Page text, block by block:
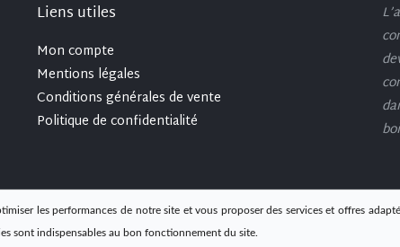
Liens utiles
Mon compte
Mentions légales
Conditions générales de vente
Politique de confidentialité
les performances de notre site et vous proposer des services et offres
sont indispensables au bon fonctionnement du site.